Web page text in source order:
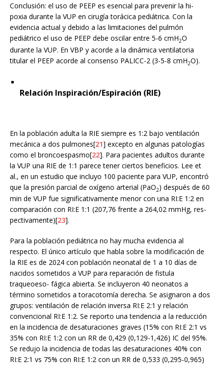
Conclusión: el uso de PEEP es esencial para prevenir la hi-
poxia durante la VUP en cirugía torácica pediátrica. Con la
evidencia actual y debido a las limitaciones del pulmón
pediátrico el uso de PEEP debe oscilar entre 5-6 cmH2O
durante la VUP. En VBP y acorde a la dinámica ventilatoria
titular el PEEP acorde al consenso PALICC-2 (3-5-8 cmH2O).
Relación Inspiración/Espiración (RIE)
En la población adulta la RIE siempre es 1:2 bajo ventilación
mecánica a dos pulmones[21] excepto en algunas patologías
como el broncoespasmo[22]. Para pacientes adultos durante
la VUP una RIE de 1:1 parece tener ciertos beneficios. Lee et
al., en un estudio que incluyo 100 paciente para VUP, encontró
que la presión parcial de oxígeno arterial (PaO2) después de 60
min de VUP fue significativamente menor con una RI:E 1:2 en
comparación con RI:E 1:1 (207,76 frente a 264,02 mmHg, res-
pectivamente)[23].
Para la población pediátrica no hay mucha evidencia al
respecto. El único artículo que habla sobre la modificación de
la RIE es de 2024 con población neonatal de 1 a 10 días de
nacidos sometidos a VUP para reparación de fistula
traqueoeso- fágica abierta. Se incluyeron 40 neonatos a
término sometidos a toracotomía derecha. Se asignaron a dos
grupos: ventilación de relación inversa RI:E 2:1 y relación
convencional RI:E 1:2. Se reporto una tendencia a la reducción
en la incidencia de desaturaciones graves (15% con RI:E 2:1 vs
35% con RI:E 1:2 con un RR de 0,429 (0,129-1,426) IC del 95%.
Se redujo la incidencia de todas las desaturaciones 40% con
RI:E 2:1 vs 75% con RI:E 1:2 con un RR de 0,533 (0,295-0,965)